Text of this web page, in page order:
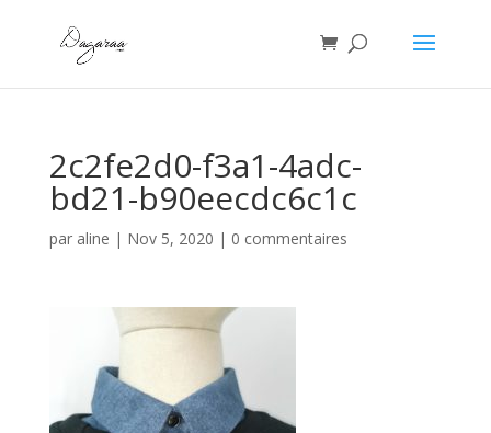
2c2fe2d0-f3a1-4adc-
bd21-b90eecdc6c1c
par aline | Nov 5, 2020 | 0 commentaires